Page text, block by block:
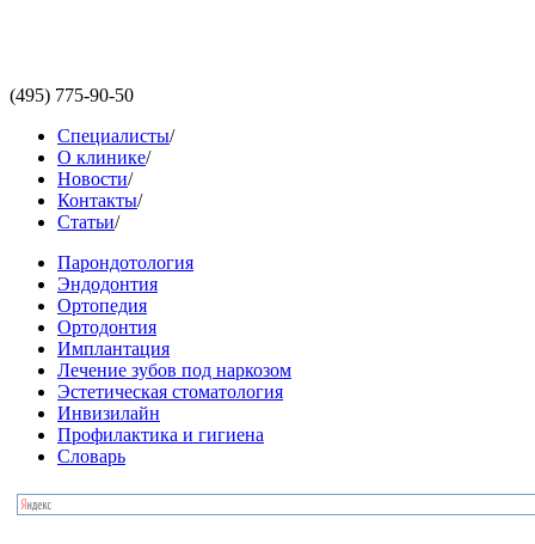
(495) 775-90-50
Специалисты/
О клинике/
Новости/
Контакты/
Статьи/
Парондотология
Эндодонтия
Ортопедия
Ортодонтия
Имплантация
Лечение зубов под наркозом
Эстетическая стоматология
Инвизилайн
Профилактика и гигиена
Словарь